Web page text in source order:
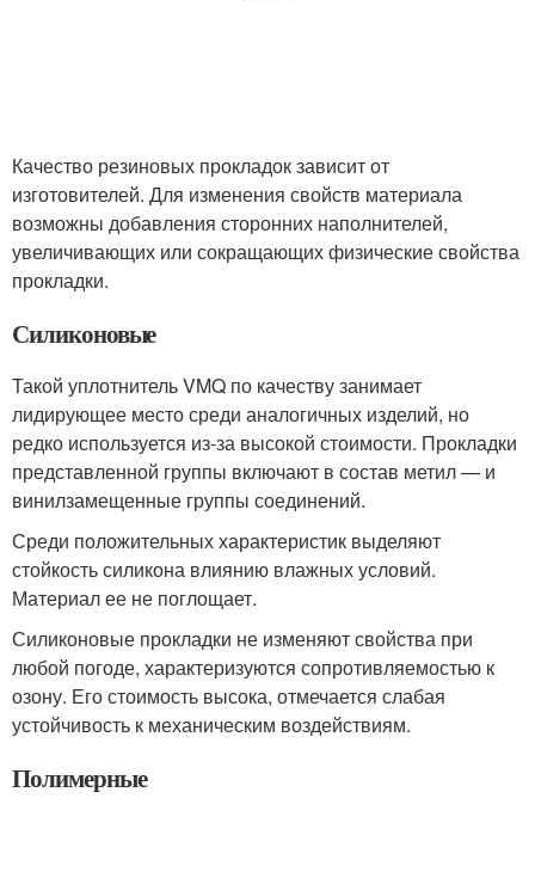
Качество резиновых прокладок зависит от
изготовителей. Для изменения свойств материала
возможны добавления сторонних наполнителей,
увеличивающих или сокращающих физические свойства
прокладки.
Силиконовые
Такой уплотнитель VMQ по качеству занимает
лидирующее место среди аналогичных изделий, но
редко используется из-за высокой стоимости. Прокладки
представленной группы включают в состав метил — и
винилзамещенные группы соединений.
Среди положительных характеристик выделяют
стойкость силикона влиянию влажных условий.
Материал ее не поглощает.
Силиконовые прокладки не изменяют свойства при
любой погоде, характеризуются сопротивляемостью к
озону. Его стоимость высока, отмечается слабая
устойчивость к механическим воздействиям.
Полимерные